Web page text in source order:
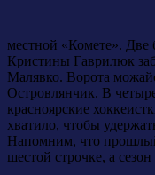
местной «Комете». Две
Кристины Гаврилюк
Малявко. Ворота
Островлянчик. В
красноярские
хватило, чтобы
Напомним, что
шестой строчке, а